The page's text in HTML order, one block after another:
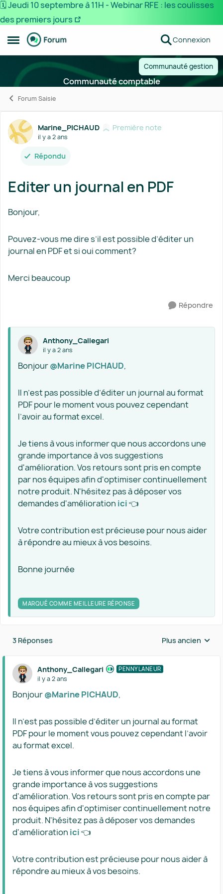
🗓️ Jeudi 10 septembre à 11H - Webinar RFE : les coulisses
des premiers jours
Ouvrir Menu Latéral
Passer au contenu Connexion
Communauté gestion
Communauté comptable
Forum Saisie
Forum Discussion
Marine_PICHAUD Première note
il y a 2 ans
Répondu
Editer un journal en PDF
Bonjour,
Pouvez-vous me dire s’il est possible d’éditer un
journal en PDF et si oui comment?
Merci beaucoup
Répondre
Anthony_Callegari
il y a 2 ans
Bonjour@Marine PICHAUD,
Il n’est pas possible d’éditer un journal au format
PDF pour le moment vous pouvez cependant
l’avoir au format excel.
Je tiens à vous informer que nous accordons une
grande importance à vos suggestions
d'amélioration. Vos retours sont pris en compte
par nos équipes afin d'optimiser continuellement
notre produit. N'hésitez pas à déposer vos
demandes d'amélioration ici👈
Votre contribution est précieuse pour nous aider
à répondre au mieux à vos besoins.
Bonne journée
MARQUÉ COMME MEILLEURE RÉPONSE
3 Réponses Réponses triées
Plus ancien
Anthony_Callegari PENNYLANEUR
il y a 2 ans
Bonjour@Marine PICHAUD,
Il n’est pas possible d’éditer un journal au format
PDF pour le moment vous pouvez cependant l’avoir
au format excel.
Je tiens à vous informer que nous accordons une
grande importance à vos suggestions
d'amélioration. Vos retours sont pris en compte par
nos équipes afin d'optimiser continuellement notre
produit. N'hésitez pas à déposer vos demandes
d'amélioration ici👈
Votre contribution est précieuse pour nous aider à
répondre au mieux à vos besoins.